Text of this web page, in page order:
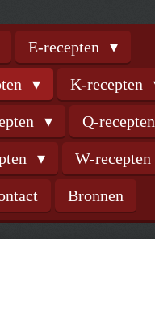
E-recepten
K-recepten
Q-recepten
W-recepten
Bronnen